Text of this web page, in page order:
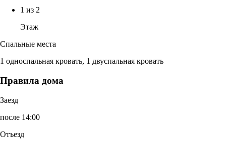
1 из 2
Этаж
Спальные места
1 односпальная кровать, 1 двуспальная кровать
Правила дома
Заезд
после 14:00
Отъезд